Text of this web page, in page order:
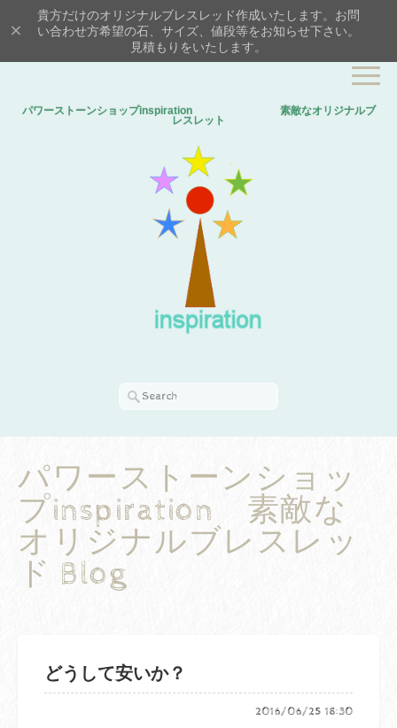
貴方だけのオリジナルブレスレッド作成いたします。お問
い合わせ方希望の石、サイズ、値段等をお知らせ下さい。
見積もりをいたします。
パワーストーンショップinspiration 素敵なオリジナルブ
レスレット
パワーストーンショッ
プinspiration 素敵な
オリジナルブレスレッ
ド Blog
どうして安いか？
2016/06/25 18:30